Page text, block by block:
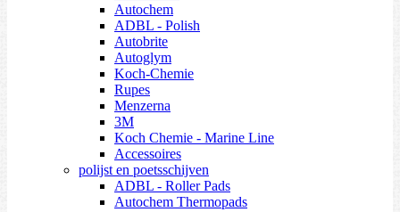
Autochem
ADBL - Polish
Autobrite
Autoglym
Koch-Chemie
Rupes
Menzerna
3M
Koch Chemie - Marine Line
Accessoires
polijst en poetsschijven
ADBL - Roller Pads
Autochem Thermopads